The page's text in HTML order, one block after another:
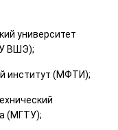
университет
ВШЭ);
институт (МФТИ);
(МГТУ);